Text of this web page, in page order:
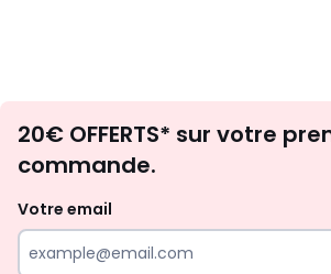
20€ OFFERTS* sur votre
commande.
Votre email